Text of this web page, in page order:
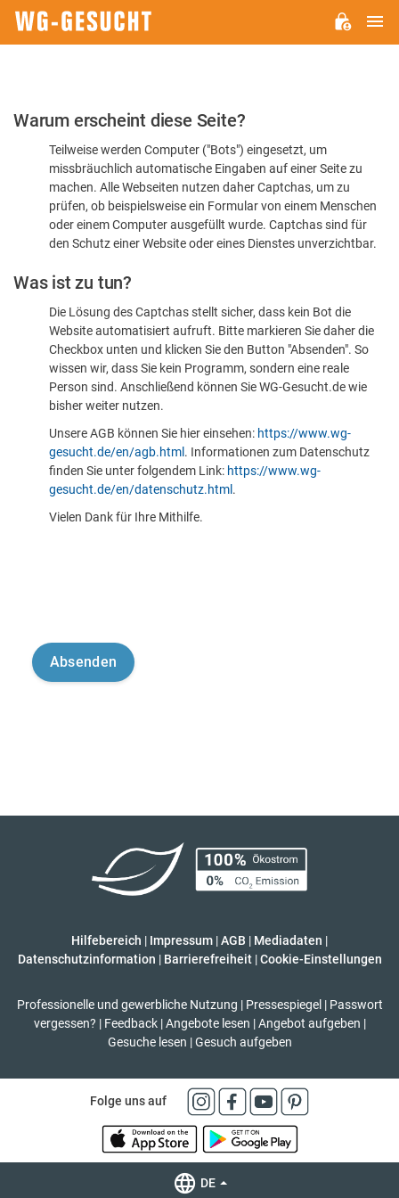
Bitte
dass
sind
Warum erscheint diese Seite?
Teilweise werden Computer ("Bots") eingesetzt, um
missbräuchlich automatische Eingaben auf einer Seite zu
machen. Alle Webseiten nutzen daher Captchas, um zu
prüfen, ob beispielsweise ein Formular von einem Menschen
oder einem Computer ausgefüllt wurde. Captchas sind für
den Schutz einer Website oder eines Dienstes unverzichtbar.
Was ist zu tun?
Die Lösung des Captchas stellt sicher, dass kein Bot die
Website automatisiert aufruft. Bitte markieren Sie daher die
Checkbox unten und klicken Sie den Button "Absenden". So
wissen wir, dass Sie kein Programm, sondern eine reale
Person sind. Anschließend können Sie WG-Gesucht.de wie
bisher weiter nutzen.
Unsere AGB können Sie hier einsehen: https://www.wg-
gesucht.de/en/agb.html . Informationen zum Datenschutz
finden Sie unter folgendem Link: https://www.wg-
gesucht.de/en/datenschutz.html .
Vielen Dank für Ihre Mithilfe.
Hilfebereich | Impressum |AGB | Mediadaten |
Datenschutzinformation | Barrierefreiheit | Cookie-Einstellungen
Professionelle und gewerbliche Nutzung | Pressespiegel | Passwort
vergessen? | Feedback | Angebote lesen | Angebot aufgeben |
Gesuche lesen | Gesuch aufgeben
Folge uns auf
DE